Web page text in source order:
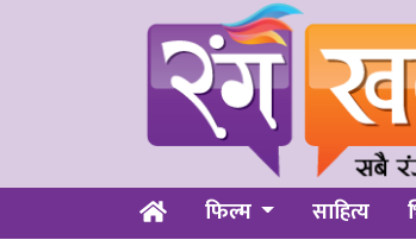
फिल्म साहित्य